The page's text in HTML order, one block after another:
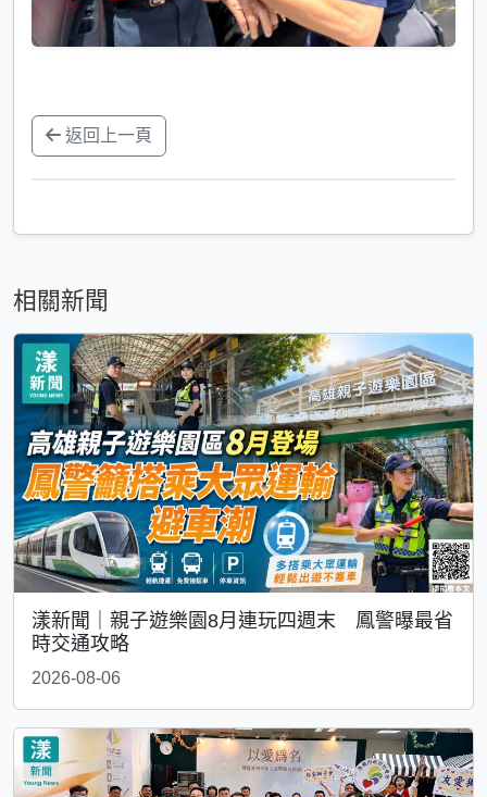
返回上一頁
相關新聞
漾新聞｜親子遊樂園8月連玩四週末 鳳警曝最省
時交通攻略
2026-08-06